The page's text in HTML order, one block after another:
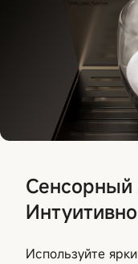
Сенсорный
Используйте